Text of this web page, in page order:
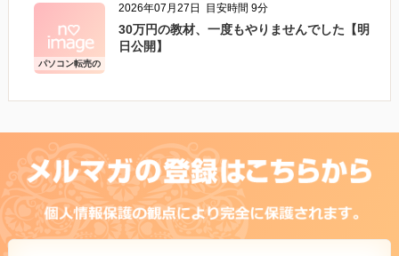
パソコン転売の
こと
2026年07月27日 目安時間 9分
30万円の教材、一度もやりませんでした【明
日公開】